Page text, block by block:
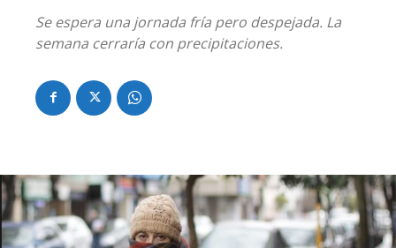
Se espera una jornada fría pero despejada. La
semana cerraría con precipitaciones.